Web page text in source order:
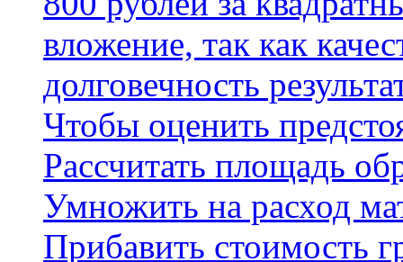
вложение, так как
долговечность
Чтобы оценить
Рассчитать площадь
Умножить на расход
Прибавить стоимость